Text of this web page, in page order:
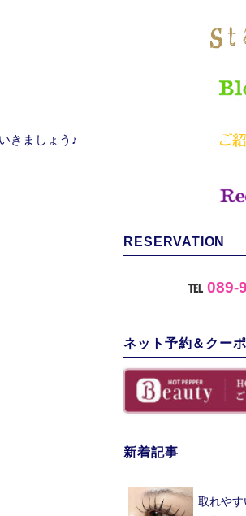
きましょう♪
RESERVATION
℡089-
ネット予約＆クー
新着記事
取れや